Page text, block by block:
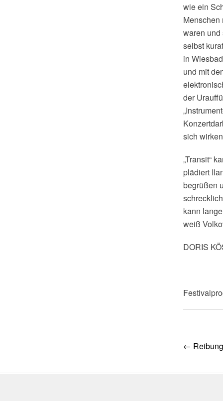
wie ein
Menschen
waren und
selbst
in
und mit
der
sich
„Transit“
plädiert
begrüßen
kann
weiß
DORIS
Post
←